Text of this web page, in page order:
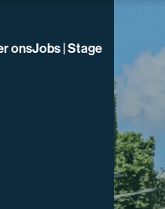
onsJobs | Stage